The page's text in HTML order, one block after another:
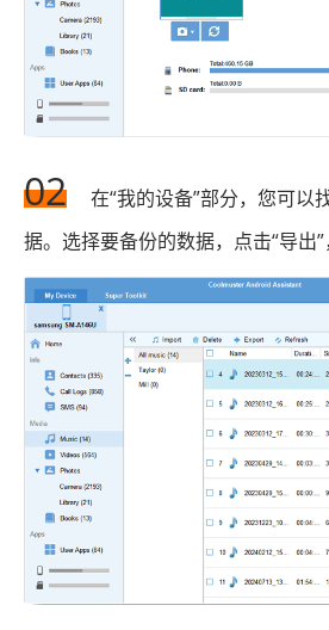
02
在“我的设备”部分，您可以
据。选择要备份的数据，点击“导出”